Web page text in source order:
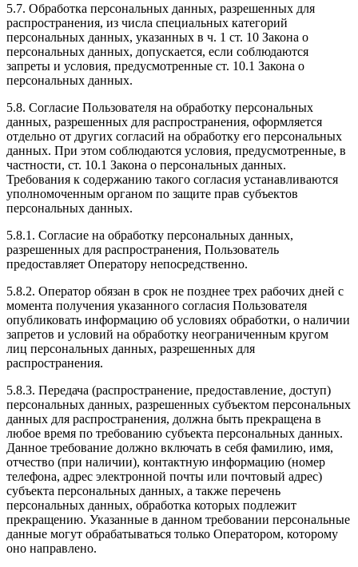
5.7. Обработка персональных данных, разрешенных для
распространения, из числа специальных категорий
персональных данных, указанных в ч. 1 ст. 10 Закона о
персональных данных, допускается, если соблюдаются
запреты и условия, предусмотренные ст. 10.1 Закона о
персональных данных.
5.8. Согласие Пользователя на обработку персональных
данных, разрешенных для распространения, оформляется
отдельно от других согласий на обработку его персональных
данных. При этом соблюдаются условия, предусмотренные, в
частности, ст. 10.1 Закона о персональных данных.
Требования к содержанию такого согласия устанавливаются
уполномоченным органом по защите прав субъектов
персональных данных.
5.8.1. Согласие на обработку персональных данных,
разрешенных для распространения, Пользователь
предоставляет Оператору непосредственно.
5.8.2. Оператор обязан в срок не позднее трех рабочих дней с
момента получения указанного согласия Пользователя
опубликовать информацию об условиях обработки, о наличии
запретов и условий на обработку неограниченным кругом
лиц персональных данных, разрешенных для
распространения.
5.8.3. Передача (распространение, предоставление, доступ)
персональных данных, разрешенных субъектом персональных
данных для распространения, должна быть прекращена в
любое время по требованию субъекта персональных данных.
Данное требование должно включать в себя фамилию, имя,
отчество (при наличии), контактную информацию (номер
телефона, адрес электронной почты или почтовый адрес)
субъекта персональных данных, а также перечень
персональных данных, обработка которых подлежит
прекращению. Указанные в данном требовании персональные
данные могут обрабатываться только Оператором, которому
оно направлено.